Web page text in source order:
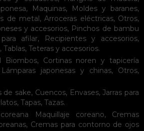
, Maquinas, Moldes y baranes,
de metal,Arroceras eléctricas, Otros,
y accesorios, Pinchos de bambu
afilar, Recipientes y accesorios,
, Tablas, Teteras y accesorios.
Biombos, Cortinas noren y tapicería
Lámparas japonesas y chinas, Otros,
de sake, Cuencos, Envases,Jarras para
, Tapas, Tazas.
Maquillaje coreano, Cremas
, Cremas para contorno de ojos